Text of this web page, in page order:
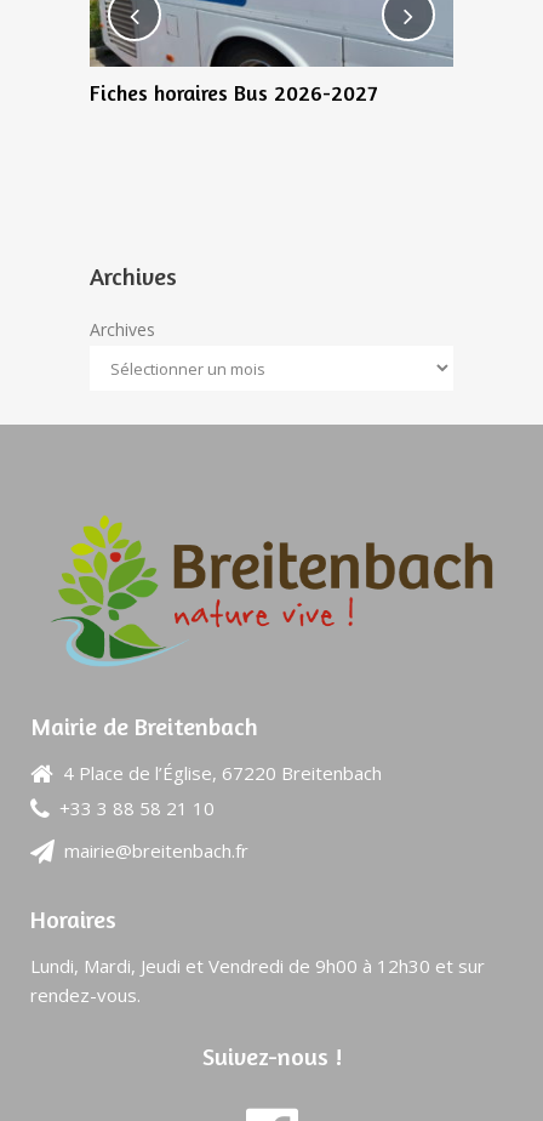
Fiches horaires Bus 2026-2027
Archives
Archives
Mairie de Breitenbach
4 Place de l’Église, 67220 Breitenbach
+33 3 88 58 21 10
mairie@breitenbach.fr
Horaires
Lundi, Mardi, Jeudi et Vendredi de 9h00 à 12h30 et sur
rendez-vous.
Suivez-nous !